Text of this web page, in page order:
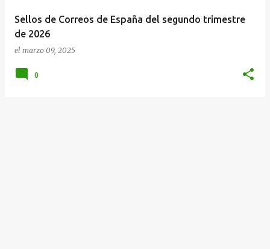
Sellos de Correos de España del segundo trimestre
de 2026
el marzo 09, 2025
0